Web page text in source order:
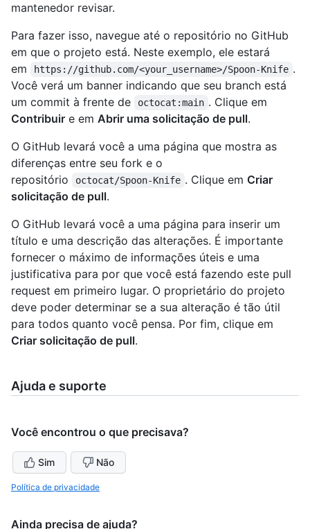
mantenedor revisar.
Para fazer isso, navegue até o repositório no GitHub
em que o projeto está. Neste exemplo, ele estará
em
https://github.com/<your_username>/Spoon-Knife .
Você verá um banner indicando que seu branch está
um commit à frente de
octocat:main . Clique em
Contribuir e em Abrir uma solicitação de pull.
O GitHub levará você a uma página que mostra as
diferenças entre seu fork e o
repositório
octocat/Spoon-Knife . Clique em Criar
solicitação de pull.
O GitHub levará você a uma página para inserir um
título e uma descrição das alterações. É importante
fornecer o máximo de informações úteis e uma
justificativa para por que você está fazendo este pull
request em primeiro lugar. O proprietário do projeto
deve poder determinar se a sua alteração é tão útil
para todos quanto você pensa. Por fim, clique em
Criar solicitação de pull.
Ajuda e suporte
Você encontrou o que precisava?
Sim Não
Política de privacidade
Ainda precisa de ajuda?